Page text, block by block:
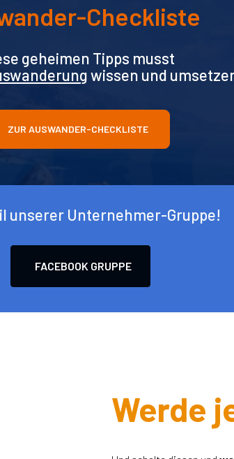
Checkliste
geheimen Tipps musst
wissen und
ZUR AUSWANDER-CHECKLISTE
unserer Unternehmer-Gruppe!
FACEBOOK GRUPPE
Werde